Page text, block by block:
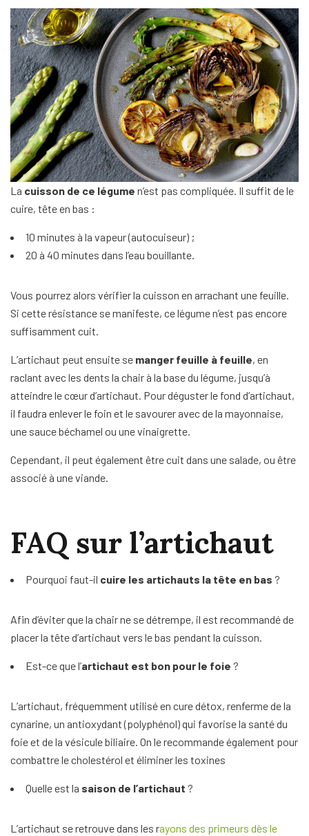
La cuisson de ce légume n’est pas compliquée. Il suffit de le
cuire, tête en bas :
10 minutes à la vapeur (autocuiseur) ;
20 à 40 minutes dans l’eau bouillante.
Vous pourrez alors vérifier la cuisson en arrachant une feuille.
Si cette résistance se manifeste, ce légume n’est pas encore
suffisamment cuit.
L’artichaut peut ensuite se manger feuille à feuille, en
raclant avec les dents la chair à la base du légume, jusqu’à
atteindre le cœur d’artichaut. Pour déguster le fond d’artichaut,
il faudra enlever le foin et le savourer avec de la mayonnaise,
une sauce béchamel ou une vinaigrette.
Cependant, il peut également être cuit dans une salade, ou être
associé à une viande.
FAQ sur l’artichaut
Pourquoi faut-il cuire les artichauts la tête en bas ?
Afin d’éviter que la chair ne se détrempe, il est recommandé de
placer la tête d’artichaut vers le bas pendant la cuisson.
Est-ce que l’artichaut est bon pour le foie ?
L’artichaut, fréquemment utilisé en cure détox, renferme de la
cynarine, un antioxydant (polyphénol) qui favorise la santé du
foie et de la vésicule biliaire. On le recommande également pour
combattre le cholestérol et éliminer les toxines
Quelle est la saison de l’artichaut ?
L’artichaut se retrouve dans les rayons des primeurs dès le